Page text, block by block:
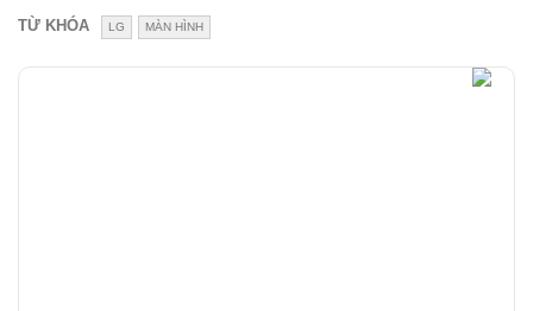
TỪ KHÓA LG MÀN HÌNH